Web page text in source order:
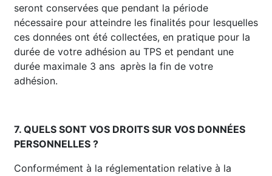
seront conservées que pendant la période
nécessaire pour atteindre les finalités pour lesquelles
ces données ont été collectées, en pratique pour la
durée de votre adhésion au TPS et pendant une
durée maximale 3 ans après la fin de votre
adhésion.
7. QUELS SONT VOS DROITS SUR VOS DONNÉES
PERSONNELLES ?
Conformément à la réglementation relative à la